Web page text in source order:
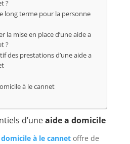
?
long terme pour la personne
la mise en place d’une aide a
?
des prestations d’une aide a
à le cannet
d’uneaide a domicile
à le cannet offre de